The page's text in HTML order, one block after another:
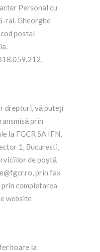
Personal cu
ral. Gheorghe
postal
drepturi, vă puteţi
prin
la FGCR SA IFN,
1, Bucuresti,
de poștă
prin fax
completarea
website
la